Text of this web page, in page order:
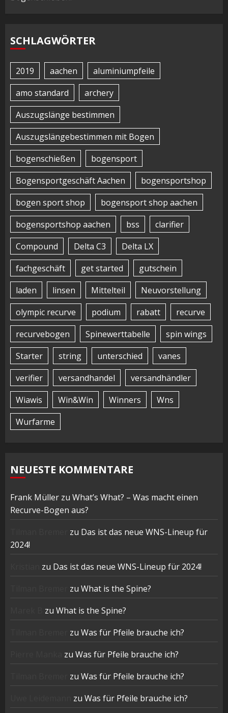
SCHLAGWÖRTER
2019 aachen
aluminiumpfeile
amo standard
archery
Auszugslänge bestimmen
Auszugslängebestimmen mit Bogen
bogenschießen
bogensport
Bogensportgeschäft Aachen
bogensportshop
bogen sport shop
bogensport shop aachen
bogensportshop aachen
bss
clarifier
Compound
Delta C3
Delta LX
fachgeschäft
get started
gutschein
laden
linsen Mittelteil
Neuvorstellung
olympic recurve
podium rabatt
recurve
recurvebogen
Spinewerttabelle
spin wings
Starter
string unterschied
vanes
verifier
versandhandel
versandhändler
Wiawis
Win&Win Winners
Wns
Wurfarme
NEUESTE KOMMENTARE
Frank Müller zu What’s What? – Was macht einen
Recurve-Bogen aus?
zu Das ist das neue WNS-Lineup für
2024!
zu Das ist das neue WNS-Lineup für 2024!
zu What is the Spine?
zu What is the Spine?
zu Was für Pfeile brauche ich?
zu Was für Pfeile brauche ich?
zu Was für Pfeile brauche ich?
zu Was für Pfeile brauche ich?